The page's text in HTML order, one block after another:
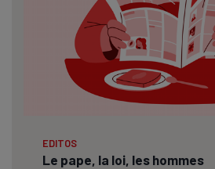
EDITOS
Le pape, la loi, les hommes